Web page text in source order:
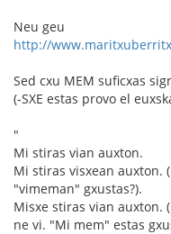
Neu geu
http://
Sed cxu MEM suficxas
(-SXE estas provo el
"
Mi stiras vian auxton.
Mi stiras visxean auxton.
"vimeman" gxustas?).
Misxe stiras vian auxton.
ne vi. "Mi mem" estas